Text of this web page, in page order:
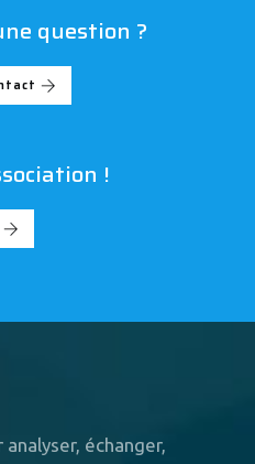
question ?
!
analyser, échanger,